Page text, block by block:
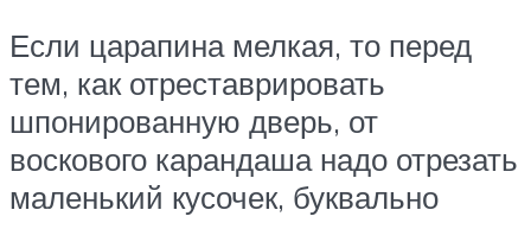
Если царапина мелкая, то перед
тем, как отреставрировать
шпонированную дверь, от
воскового карандаша надо отрезать
маленький кусочек, буквально